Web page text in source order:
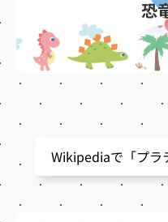
恐
Wikipediaで「プラ